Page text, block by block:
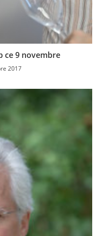
ce 9 novembre
2017